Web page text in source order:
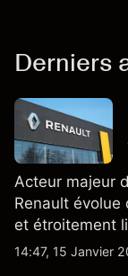
Derniers
Acteur majeur
Renault
et étroitement
générales.
14:47, 15 Janvier